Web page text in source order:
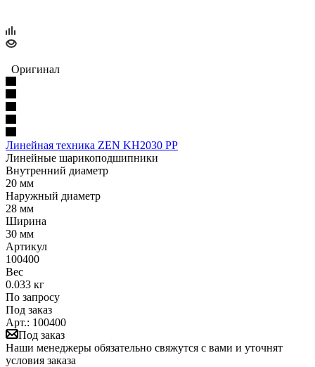
Оригинал
Линейная техника ZEN KH2030 PP
Линейные шарикоподшипники
Внутренний диаметр
20 мм
Наружный диаметр
28 мм
Ширина
30 мм
Артикул
100400
Вес
0.033 кг
По запросу
Под заказ
Арт.: 100400
Под заказ
Наши менеджеры обязательно свяжутся с вами и уточнят
условия заказа